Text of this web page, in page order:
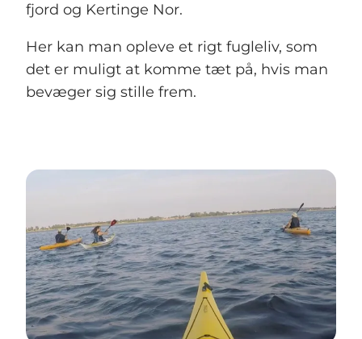
fjord og Kertinge Nor.
Her kan man opleve et rigt fugleliv, som
det er muligt at komme tæt på, hvis man
bevæger sig stille frem.